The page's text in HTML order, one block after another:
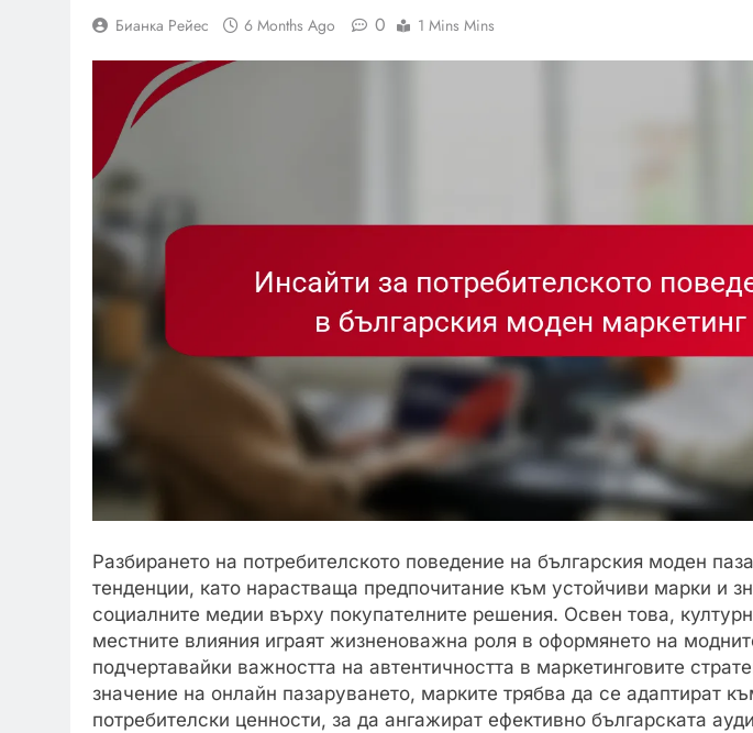
Бианка Рейес 6 Months Ago 0 1 Mins Mins
Разбирането на потребителското поведение на българския моден
тенденции, като нарастваща предпочитание към устойчиви марки и
социалните медии върху покупателните решения. Освен това,
местните влияния играят жизненоважна роля в оформянето на
подчертавайки важността на автентичността в маркетинговите
значение на онлайн пазаруването, марките трябва да се адаптират
потребителски ценности, за да ангажират ефективно българската